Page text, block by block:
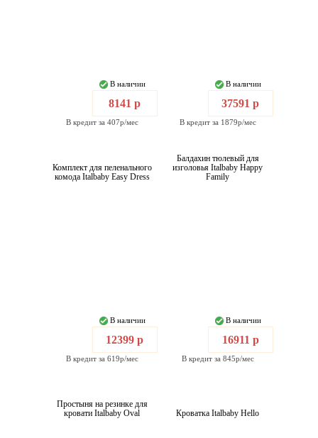
В наличии
8141 р
В кредит за 407р/мес
В наличии
37591 р
В кредит за 1879р/мес
Комплект для пеленального
комода Italbaby Easy Dress
В наличии
12399 р
В кредит за 619р/мес
Балдахин тюлевый для
изголовья Italbaby Happy
Family
В наличии
16911 р
В кредит за 845р/мес
Простыня на резинке для
кровати Italbaby Oval
Кроватка Italbaby Hello